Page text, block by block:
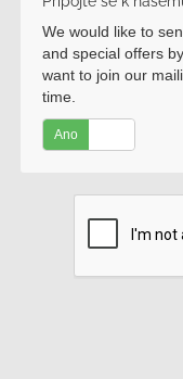
We would like to
and special offers
want to join our
time.
Ano